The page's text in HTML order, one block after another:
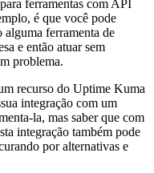
ferramentas com API
é que você pode
alguma ferramenta de
e então atuar sem
problema.
recurso do Uptime Kuma
integração com um
la, mas saber que com
integração também pode
por alternativas e